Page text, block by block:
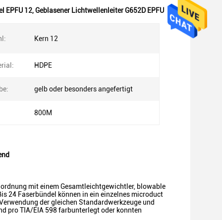
EPFU 12,Geblasener Lichtwellenleiter G652D EPFU
Kern 12
HDPE
gelb oder besonders angefertigt
800M
mit einem Gesamtleichtgewichtler, blowable
24 Faserbündel können in ein einzelnes microduct
der gleichen Standardwerkzeuge und
pro TIA/EIA 598 farbunterlegt oder konnten